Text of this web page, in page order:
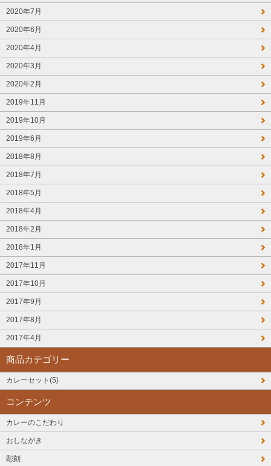
2020年7月
2020年6月
2020年4月
2020年3月
2020年2月
2019年11月
2019年10月
2019年6月
2018年8月
2018年7月
2018年5月
2018年4月
2018年2月
2018年1月
2017年11月
2017年10月
2017年9月
2017年8月
2017年4月
商品カテゴリー
カレーセット(5)
コンテンツ
カレーのこだわり
おしながき
彫刻